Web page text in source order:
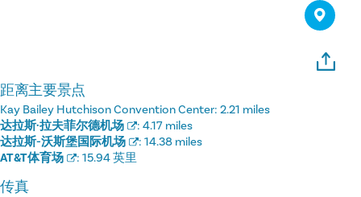
距离主要景点
Kay Bailey Hutchison Convention Center: 2.21 miles
达拉斯·拉夫菲尔德机场
: 4.17 miles
达拉斯-沃斯堡国际机场
: 14.38 miles
AT&T体育场
: 15.94 英里
传真